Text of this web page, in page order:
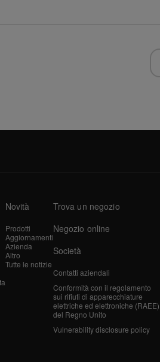
Novità
Prodotti
Aggiornamenti
Azienda
Altro
Tutte le notizie
Trova un negozio
Negozio online
Società
Contatti aziendali
Conformità con il regolamento
sui rifiuti di apparecchiature
elettriche ed elettroniche (RAEE)
del Regno Unito
Vulnerability disclosure policy